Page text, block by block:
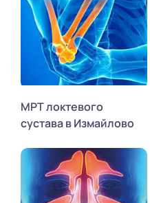
МРТ локтевого
сустава в Измайлово